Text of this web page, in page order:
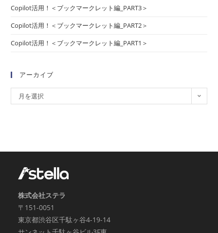
Copilot活用！＜ブックマークレット編_PART3＞
Copilot活用！＜ブックマークレット編_PART2＞
Copilot活用！＜ブックマークレット編_PART1＞
アーカイブ
月を選択
株式会社ステラ
〒151-0051
東京都渋谷区千駄ヶ谷4-19-14